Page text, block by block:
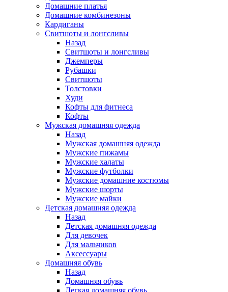
Домашние платья
Домашние комбинезоны
Кардиганы
Свитшоты и лонгсливы
Назад
Свитшоты и лонгсливы
Джемперы
Рубашки
Свитшоты
Толстовки
Худи
Кофты для фитнеса
Кофты
Мужская домашняя одежда
Назад
Мужская домашняя одежда
Мужские пижамы
Мужские халаты
Мужские футболки
Мужские домашние костюмы
Мужские шорты
Мужские майки
Детская домашняя одежда
Назад
Детская домашняя одежда
Для девочек
Для мальчиков
Аксессуары
Домашняя обувь
Назад
Домашняя обувь
Легкая домашняя обувь